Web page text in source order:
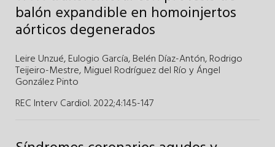
balón expandible en homoinjertos
aórticos degenerados
Leire Unzué,Eulogio García,Belén Díaz-Antón,Rodrigo
Teijeiro-Mestre, Miguel Rodríguez del RíoyÁngel
González Pinto
REC Interv Cardiol. 2022;4:145-147